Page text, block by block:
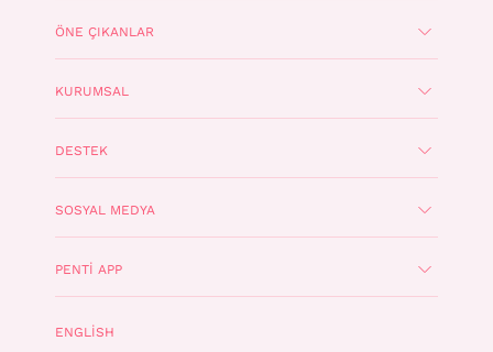
ÖNE ÇIKANLAR
KURUMSAL
DESTEK
SOSYAL MEDYA
PENTI APP
ENGLISH